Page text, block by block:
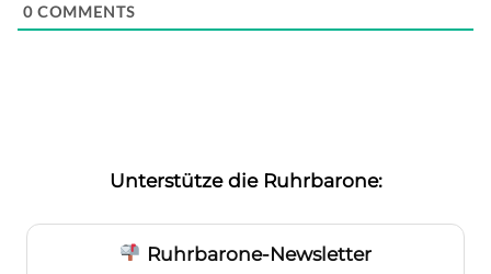
0 COMMENTS
Unterstütze die Ruhrbarone:
Ruhrbarone-Newsletter